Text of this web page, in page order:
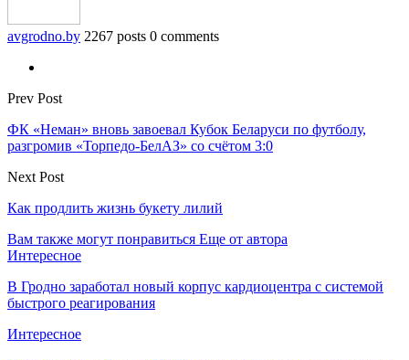
avgrodno.by 2267 posts 0 comments
Prev Post
ФК «Неман» вновь завоевал Кубок Беларуси по футболу,
разгромив «Торпедо-БелАЗ» со счётом 3:0
Next Post
Как продлить жизнь букету лилий
Вам также могут понравиться Еще от автора
Интересное
В Гродно заработал новый корпус кардиоцентра с системой
быстрого реагирования
Интересное